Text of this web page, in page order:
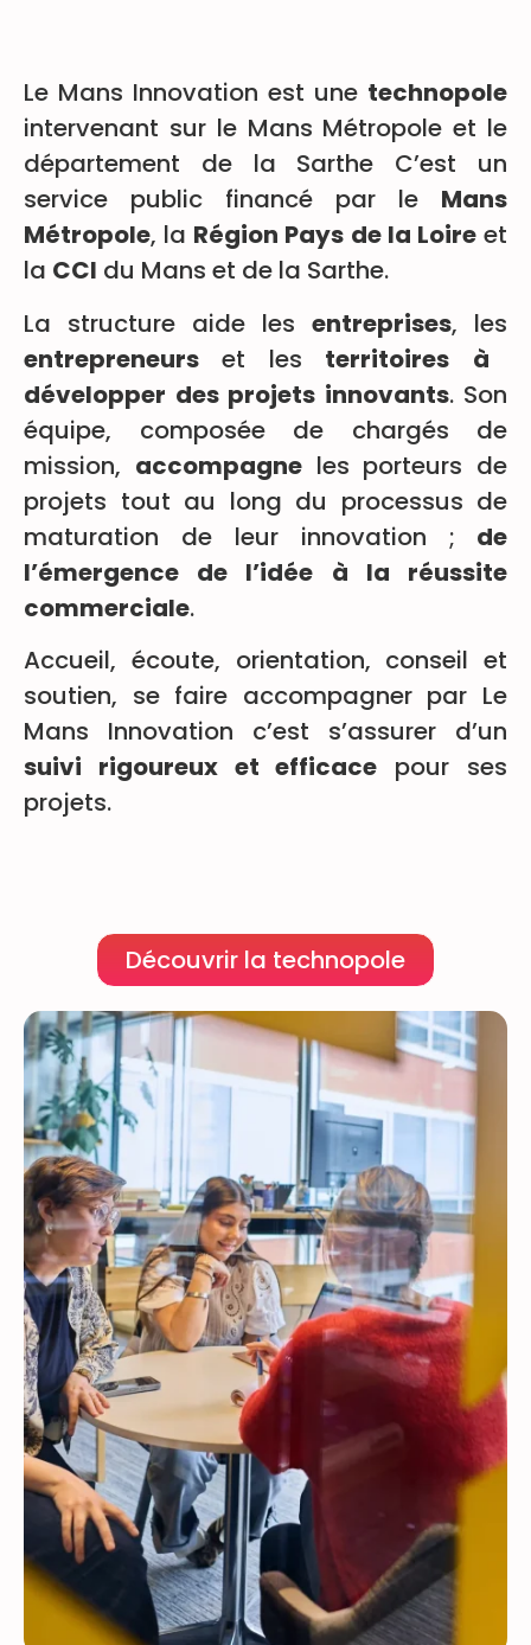
Le Mans Innovation est une technopole
intervenant sur le Mans Métropole et le
département de la Sarthe C’est un
service public financé par le Mans
Métropole, la Région Pays de la Loireet
la CCI du Mans et de la Sarthe.
La structure aide les entreprises, les
entrepreneurs et les territoires
à
développer des projets innovants. Son
équipe, composée de chargés de
mission, accompagneles porteurs de
projets tout au long du processus de
maturation de leur innovation ; de
l’émergence de l’idée à la réussite
commerciale.
Accueil, écoute, orientation, conseil et
soutien, se faire accompagner par Le
Mans Innovation c’est s’assurer d’un
suivi rigoureux et efficace pour ses
projets.
Découvrir la technopole